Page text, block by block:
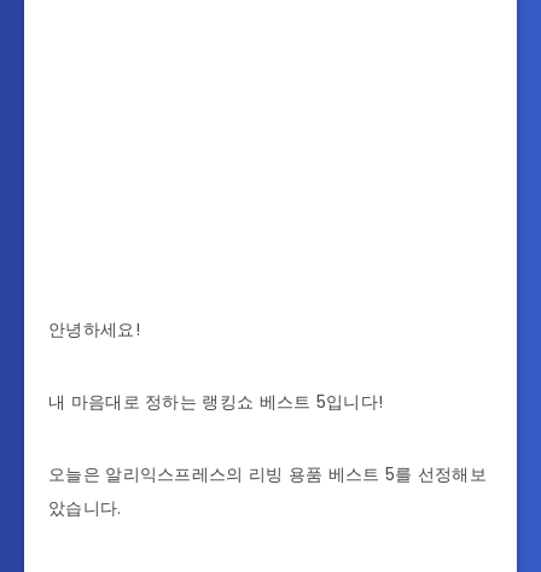
안녕하세요!
내 마음대로 정하는 랭킹쇼 베스트 5입니다!
오늘은 알리익스프레스의 리빙 용품 베스트 5를 선정해보
았습니다.